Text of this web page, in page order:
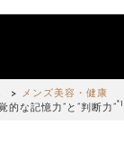
メンズ美容・健康
的な記憶力”と“判断力”*1